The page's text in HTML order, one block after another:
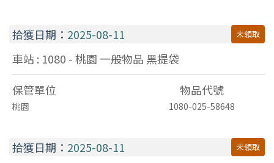
拾獲日期： 2025-08-11 未領取
車站 : 1080 - 桃園一般物品 黑提袋
保管單位
物品代號
桃園 1080-025-58648
拾獲日期： 2025-08-11 未領取